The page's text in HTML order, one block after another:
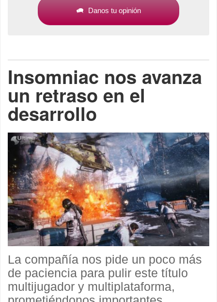
Danos tu opinión
Insomniac nos avanza
un retraso en el
desarrollo
La compañía nos pide un poco más
de paciencia para pulir este título
multijugador y multiplataforma,